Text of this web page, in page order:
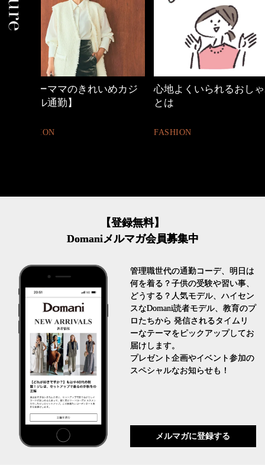
心地よくいられるおしゃれ
とは
FASHION
40代の小顔メイク
【登録無料】
Domaniメルマガ会員募集中
管理職世代の通勤コーデ、明日は
何を着る？子供の受験や習い事、
どうする？人気モデル、ハイセン
スなDomani読者モデル、教育のプ
ロたちから 発信されるタイムリ
ーなテーマをピックアップしてお
届けします。
プレゼント企画やイベント参加の
スペシャルなお知らせも！
メルマガに登録する